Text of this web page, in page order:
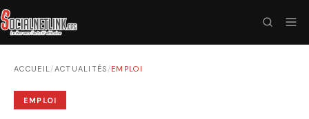
ACCUEIL/ACTUALITÉS /EMPLOI
EMPLOI